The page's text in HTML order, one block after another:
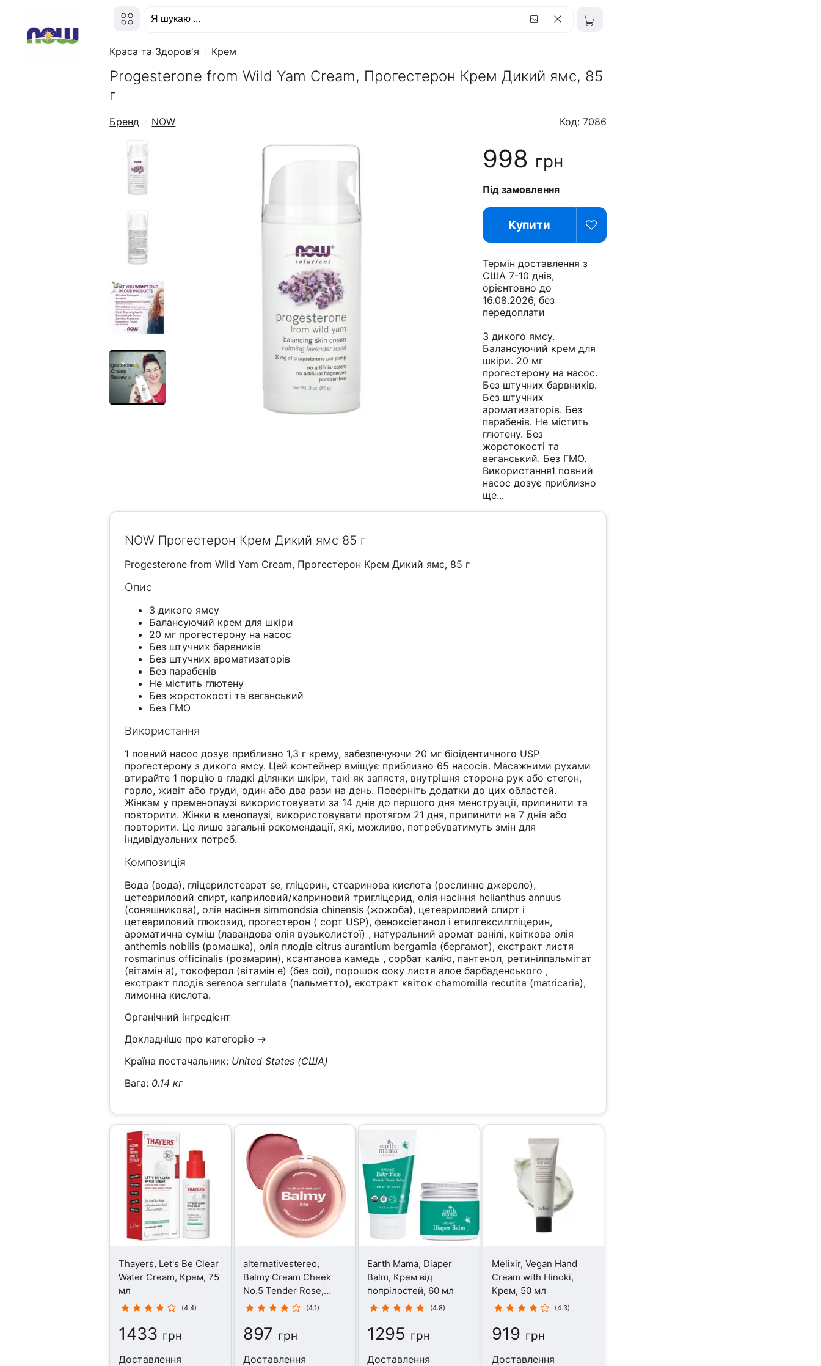
Краса та Здоров'я Крем
Progesterone from Wild Yam Cream, Прогестерон Крем Дикий ямс, 85
г
Бренд NOW Код: 7086
998 грн
Під замовлення
Купити
Термін доставлення з
США 7-10 днів,
орієнтовно до
16.08.2026, без
передоплати
З дикого ямсу.
Балансуючий крем для
шкіри. 20 мг
прогестерону на насос.
Без штучних барвників.
Без штучних
ароматизаторів. Без
парабенів. Не містить
глютену. Без
жорстокості та
веганський. Без ГМО.
Використання1 повний
насос дозує приблизно
ще...
NOW Прогестерон Крем Дикий ямс 85 г
Progesterone from Wild Yam Cream, Прогестерон Крем Дикий ямс, 85 г
Опис
З дикого ямсу
Балансуючий крем для шкіри
20 мг прогестерону на насос
Без штучних барвників
Без штучних ароматизаторів
Без парабенів
Не містить глютену
Без жорстокості та веганський
Без ГМО
Використання
1 повний насос дозує приблизно 1,3 г крему, забезпечуючи 20 мг біоідентичного USP
прогестерону з дикого ямсу. Цей контейнер вміщує приблизно 65 насосів. Масажними рухами
втирайте 1 порцію в гладкі ділянки шкіри, такі як запястя, внутрішня сторона рук або стегон,
горло, живіт або груди, один або два рази на день. Поверніть додатки до цих областей.
Жінкам у пременопаузі використовувати за 14 днів до першого дня менструації, припинити та
повторити. Жінки в менопаузі, використовувати протягом 21 дня, припинити на 7 днів або
повторити. Це лише загальні рекомендації, які, можливо, потребуватимуть змін для
індивідуальних потреб.
Композиція
Вода (вода), гліцерилстеарат se, гліцерин, стеаринова кислота (рослинне джерело),
цетеариловий спирт, каприловий/каприновий тригліцерид, олія насіння helianthus annuus
(соняшникова), олія насіння simmondsia chinensis (жожоба), цетеариловий спирт і
цетеариловий глюкозид, прогестерон ( сорт USP), феноксіетанол і етилгексилгліцерин,
ароматична суміш (лавандова олія вузьколистої) , натуральний аромат ванілі, квіткова олія
anthemis nobilis (ромашка), олія плодів citrus aurantium bergamia (бергамот), екстракт листя
rosmarinus officinalis (розмарин), ксантанова камедь , сорбат калію, пантенол, ретинілпальмітат
(вітамін a), токоферол (вітамін e) (без сої), порошок соку листя алое барбаденського ,
екстракт плодів serenoa serrulata (пальметто), екстракт квіток chamomilla recutita (matricaria),
лимонна кислота.
Органічний інгредієнт
Докладніше про категорію →
Країна постачальник: United States (США)
Вага: 0.14 кг
Thayers, Let's Be Clear
Water Cream, Крем, 75
мл
(4.4)
1433 грн
Доставлення
alternativestereo,
Balmy Cream Cheek
No.5 Tender Rose,
Крем, 2.5 г
(4.1)
897 грн
Доставлення
Earth Mama, Diaper
Balm, Крем від
попрілостей, 60 мл
(4.8)
1295 грн
Доставлення
Melixir, Vegan Hand
Cream with Hinoki,
Крем, 50 мл
(4.3)
919 грн
Доставлення